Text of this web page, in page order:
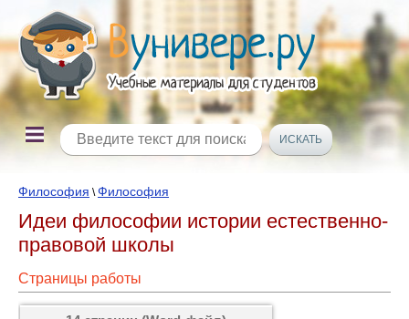
Философия \Философия
Идеи философии истории естественно-
правовой школы
Страницы работы